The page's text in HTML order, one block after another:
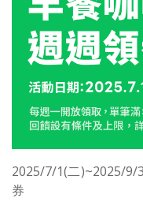
2025/7/1(二)~2025/9/
券